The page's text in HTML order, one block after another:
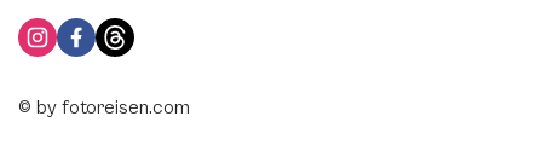
© by fotoreisen.com